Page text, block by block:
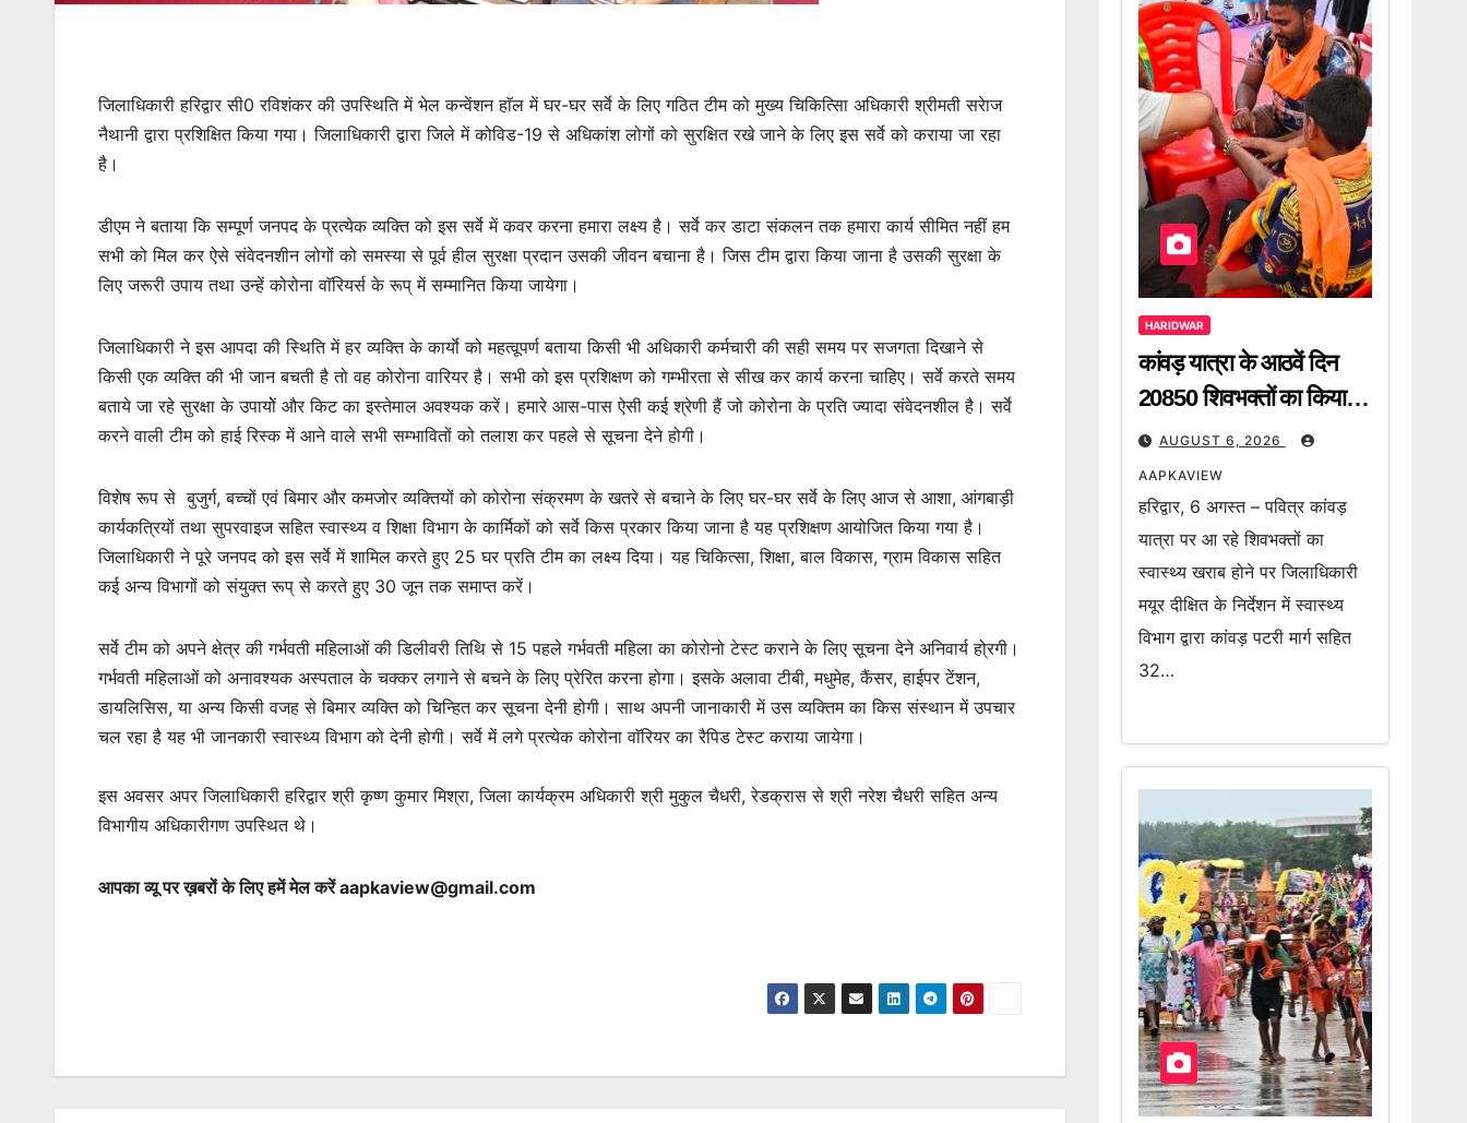
जिलाधिकारी हरिद्वार सी0 रविशंकर की उपस्थिति में भेल कन्वेंशन हाॅल में घर-घर सर्वे के लिए गठित टीम को मुख्य चिकित्सिा अधिकारी श्रीमती सरेाज
नैथानी द्वारा प्रशिक्षित किया गया। जिलाधिकारी द्वारा जिले में कोविड-19 से अधिकांश लोगों को सुरक्षित रखे जाने के लिए इस सर्वे को कराया जा रहा
है।
डीएम ने बताया कि सम्पूर्ण जनपद के प्रत्येक व्यक्ति को इस सर्वे में कवर करना हमारा लक्ष्य है। सर्वे कर डाटा संकलन तक हमारा कार्य सीमित नहीं हम
सभी को मिल कर ऐसे संवेदनशीन लोगों को समस्या से पूर्व हील सुरक्षा प्रदान उसकी जीवन बचाना है। जिस टीम द्वारा किया जाना है उसकी सुरक्षा के
लिए जरूरी उपाय तथा उन्हें कोरोना वाॅरियर्स के रूप् में सम्मानित किया जायेगा।
जिलाधिकारी ने इस आपदा की स्थिति में हर व्यक्ति के कार्याे को महत्वूपर्ण बताया किसी भी अधिकारी कर्मचारी की सही समय पर सजगता दिखाने से
किसी एक व्यक्ति की भी जान बचती है तो वह कोरोना वारियर है। सभी को इस प्रशिक्षण को गम्भीरता से सीख कर कार्य करना चाहिए। सर्वे करते समय
बताये जा रहे सुरक्षा के उपायोें और किट का इस्तेमाल अवश्यक करें। हमारे आस-पास ऐसी कई श्रेणी हैं जो कोरोना के प्रति ज्यादा संवेदनशील है। सर्वे
करने वाली टीम को हाई रिस्क में आने वाले सभी सम्भावितों को तलाश कर पहले से सूचना देने होगी।
विशेष रूप से बुजुर्ग, बच्चों एवं बिमार और कमजोर व्यक्तियों को कोरोना संक्रमण के खतरे से बचाने के लिए घर-घर सर्वे के लिए आज से आशा, आंगबाड़ी
कार्यकत्रियों तथा सुपरवाइज सहित स्वास्थ्य व शिक्षा विभाग के कार्मिकों को सर्वे किस प्रकार किया जाना है यह प्रशिक्षण आयोजित किया गया है।
जिलाधिकारी ने पूरे जनपद को इस सर्वे में शामिल करते हुए 25 घर प्रति टीम का लक्ष्य दिया। यह चिकित्सा, शिक्षा, बाल विकास, ग्राम विकास सहित
कई अन्य विभागों को संयुक्त रूप् से करते हुए 30 जून तक समाप्त करें।
सर्वे टीम को अपने क्षेत्र की गर्भवती महिलाओं की डिलीवरी तिथि से 15 पहले गर्भवती महिला का कोरोनो टेस्ट कराने के लिए सूचना देने अनिवार्य हो्रगी।
गर्भवती महिलाओं को अनावश्यक अस्पताल के चक्कर लगाने से बचने के लिए प्रेरित करना होगा। इसके अलावा टीबी, मधुमेह, कैंसर, हाईपर टेंशन,
डायलिसिस, या अन्य किसी वजह से बिमार व्यक्ति को चिन्हित कर सूचना देनी होगी। साथ अपनी जानाकारी में उस व्यक्तिम का किस संस्थान में उपचार
चल रहा है यह भी जानकारी स्वास्थ्य विभाग को देनी होगी। सर्वे में लगे प्रत्येक कोरोना वाॅरियर का रैपिड टेस्ट कराया जायेगा।
इस अवसर अपर जिलाधिकारी हरिद्वार श्री कृष्ण कुमार मिश्रा, जिला कार्यक्रम अधिकारी श्री मुकुल चैधरी, रेडक्रास से श्री नरेश चैधरी सहित अन्य
विभागीय अधिकारीगण उपस्थित थे।
आपका व्यू पर ख़बरों के लिए हमें मेल करेंaapkaview@gmail.com
HARIDWAR
कांवड़ यात्रा के आठवें दिन
20850 शिवभक्तों का किया
गया निशुल्क उपचार
AUGUST 6, 2026
AAPKAVIEW
हरिद्वार, 6 अगस्त – पवित्र कांवड़
यात्रा पर आ रहे शिवभक्तों का
स्वास्थ्य खराब होने पर जिलाधिकारी
मयूर दीक्षित के निर्देशन में स्वास्थ्य
विभाग द्वारा कांवड़ पटरी मार्ग सहित
32…